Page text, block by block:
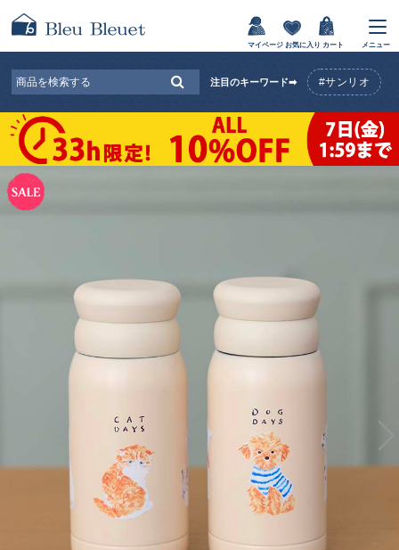
マイページ お気に入り カート メニュー
注目のキーワード➡ #サンリオ